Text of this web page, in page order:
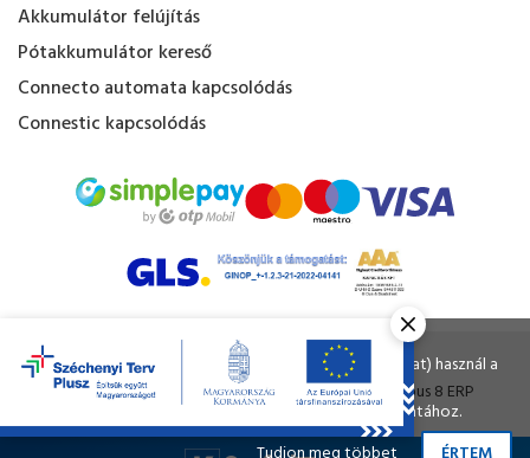
Akkumulátor felújítás
Pótakkumulátor kereső
Connecto automata kapcsolódás
Connestic kapcsolódás
Kapacitás Kft. © Minden jog fenntartva.
Tervezte és készítette:Vision-Software, azOctopus 8 ERP
forgalmazója.
Ahogy a legtöbb weboldal, a miénk is sütiket (cookie-kat) használ a
nagyobb felhasználói élmény érdekében.
A böngészés folytatásával Ön hozzájárul a sütik használatához.